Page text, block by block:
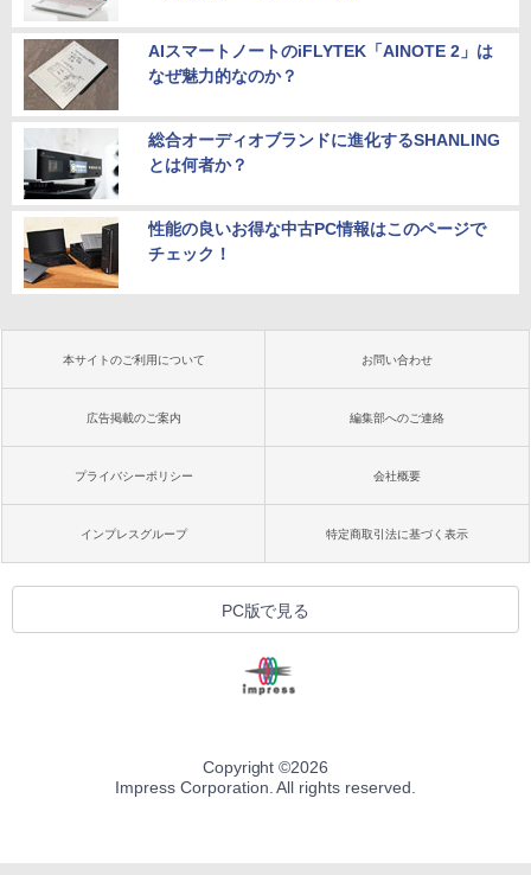
AIスマートノートのiFLYTEK「AINOTE 2」は
なぜ魅力的なのか？
総合オーディオブランドに進化するSHANLING
とは何者か？
性能の良いお得な中古PC情報はこのページで
チェック！
本サイトのご利用について お問い合わせ
広告掲載のご案内 編集部へのご連絡
プライバシーポリシー 会社概要
インプレスグループ 特定商取引法に基づく表示
PC版で見る
Copyright ©2026
Impress Corporation. All rights reserved.